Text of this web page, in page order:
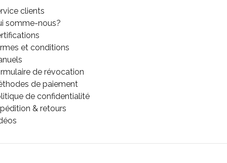
clients
somme-nous?
et conditions
de révocation
de paiement
de confidentialité
& retours